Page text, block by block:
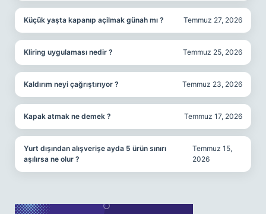
Küçük yaşta kapanıp açilmak günah mı ? Temmuz 27, 2026
Kliring uygulaması nedir ? Temmuz 25, 2026
Kaldırım neyi çağrıştırıyor ? Temmuz 23, 2026
Kapak atmak ne demek ? Temmuz 17, 2026
Yurt dışından alışverişe ayda 5 ürün sınırı
aşılırsa ne olur ?
Temmuz 15,
2026